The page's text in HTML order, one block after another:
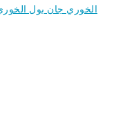
الخوري جان بول